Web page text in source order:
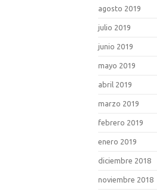
agosto 2019
julio 2019
junio 2019
mayo 2019
abril 2019
marzo 2019
febrero 2019
enero 2019
diciembre 2018
noviembre 2018